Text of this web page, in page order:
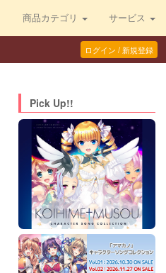
商品カテゴリ サービス
ログイン / 新規登録
Pick Up!!